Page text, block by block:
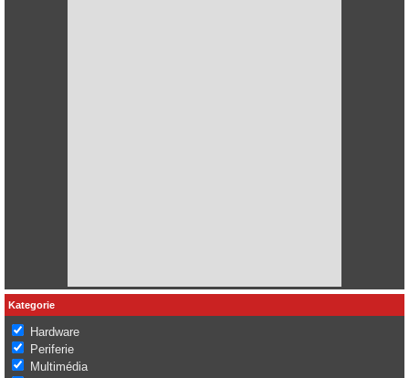
Kategorie
Hardware
Periferie
Multimédia